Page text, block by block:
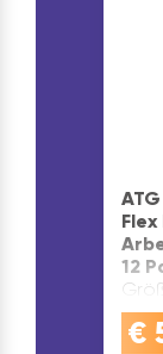
12
€